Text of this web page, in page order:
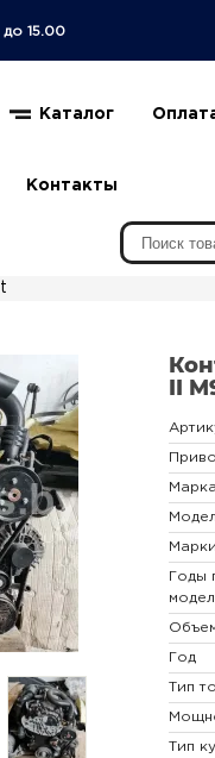
15.00
Каталог
Контакты
II
Марка
Годы
Год
Тип
Тип